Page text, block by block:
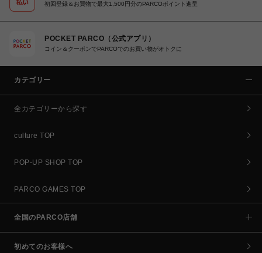
初回登録＆お買物で最大1,500円分のPARCOポイント進呈
POCKET PARCO（公式アプリ）
コイン＆クーポンでPARCOでのお買い物がオトクに
カテゴリー
全カテゴリーから探す
culture TOP
POP-UP SHOP TOP
PARCO GAMES TOP
全国のPARCO店舗
初めてのお客様へ